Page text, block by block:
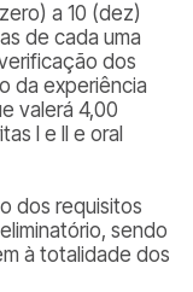
a 10 (dez)
de cada uma
dos
da experiência
valerá 4,00
I e II e oral
dos requisitos
sendo
à totalidade dos